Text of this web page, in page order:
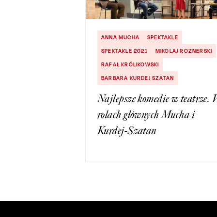
ANNA MUCHA
SPEKTAKLE
SPEKTAKLE 2021
MIKOLAJ ROZNERSKI
RAFAŁ KRÓLIKOWSKI
BARBARA KURDEJ SZATAN
Najlepsze komedie w teatrze.
rolach głównych Mucha i
Kurdej-Szatan